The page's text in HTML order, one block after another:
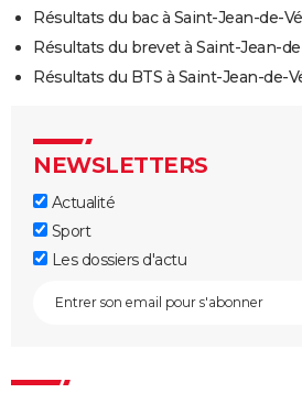
Résultats du bac à Saint-Jean-de-
Résultats du brevet à Saint-Jean-
Résultats du BTS à Saint-Jean-de-
NEWSLETTERS
Actualité
Sport
Les dossiers d'actu